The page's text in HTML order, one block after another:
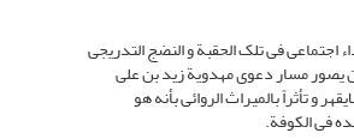
المقال بما له من أداء اجتماعی فی تلک الحقبة و النضج التدریجی
یصور مسار دعوى مهدویة زید بن علی
و تأثراً بالمیراث الروائی بأنه هو
فی الکوفة.